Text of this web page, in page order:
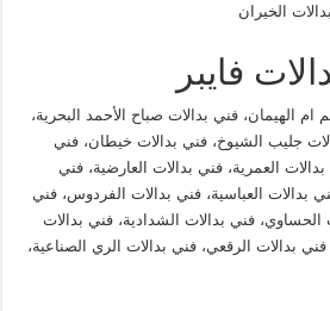
الخيران
فايبر
الهيمان، فني بدالات صباح الأحمد البحرية،
جليب الشيوخ، فني بدالات خيطان، فني
العمرية، فني بدالات العارضية، فني
بدالات العباسية، فني بدالات الفردوس، فني
الحساوي، فني بدالات الشدادية، فني بدالات
فني بدالات الرقعي، فني بدالات الري الصناعية،